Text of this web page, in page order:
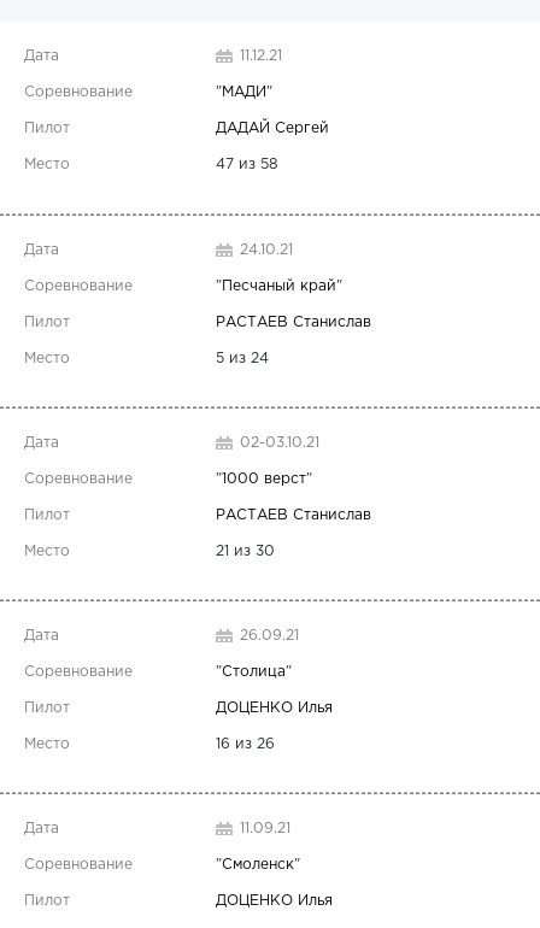
11.12.21
"МАДИ"
ДАДАЙ Сергей
47 из 58
24.10.21
" Песчаный край"
РАСТАЕВ Станислав
5 из 24
02-03.10.21
"1000 верст"
РАСТАЕВ Станислав
21 из 30
26.09.21
"Столица"
ДОЦЕНКО Илья
16 из 26
11.09.21
"Смоленск"
ДОЦЕНКО Илья